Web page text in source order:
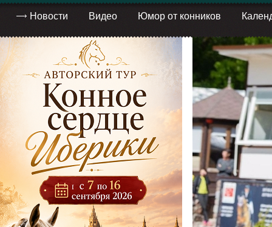
Новости Видео Юмор от конников